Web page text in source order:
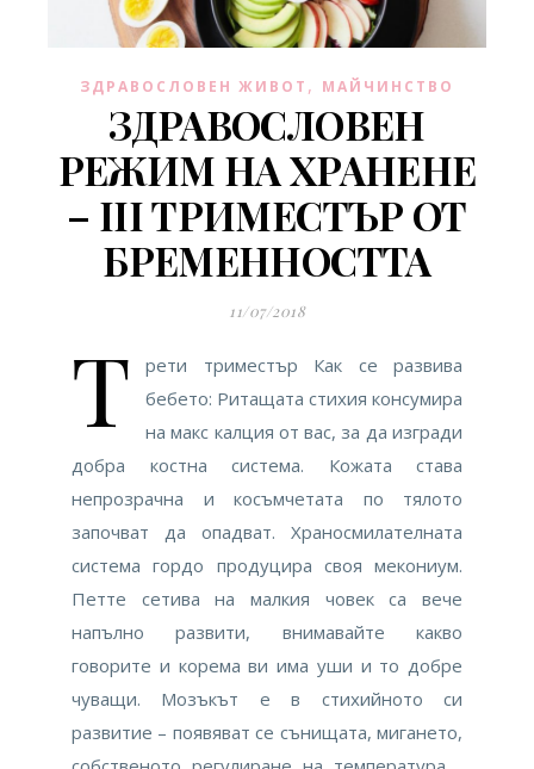
ЗДРАВОСЛОВЕН ЖИВОТ , МАЙЧИНСТВО
ЗДРАВОСЛОВЕН
РЕЖИМ НА ХРАНЕНЕ
– III ТРИМЕСТЪР ОТ
БРЕМЕННОСТТА
11/07/2018
Т
рети триместър Как се развива
бебето: Ритащата стихия консумира
на макс калция от вас, за да изгради
добра костна система. Кожата става
непрозрачна и косъмчетата по тялото
започват да опадват. Храносмилателната
система гордо продуцира своя мекониум.
Петте сетива на малкия човек са вече
напълно развити, внимавайте какво
говорите и корема ви има уши и то добре
чуващи. Мозъкът е в стихийното си
развитие – появяват се сънищата, мигането,